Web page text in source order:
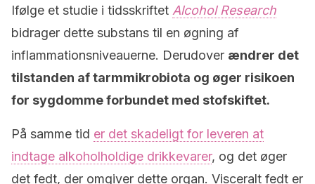
Ifølge et studie i tidsskriftet Alcohol Research
bidrager dette substans til en øgning af
inflammationsniveauerne. Derudover ændrer det
tilstanden af tarmmikrobiota og øger risikoen
for sygdomme forbundet med stofskiftet.
På samme tid er det skadeligt for leveren at
indtage alkoholholdige drikkevarer, og det øger
det fedt, der omgiver dette organ. Visceralt fedt er